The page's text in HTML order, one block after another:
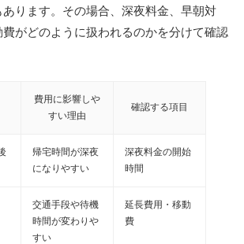
ります。その場合、深夜料金、早朝対
がどのように扱われるのかを分けて確認
費用に影響しや
すい理由
確認する項目
帰宅時間が深夜
になりやすい
深夜料金の開始
時間
交通手段や待機
時間が変わりや
すい
延長費用・移動
費